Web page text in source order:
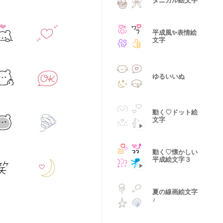
平成風✨表情絵
文字
ゆるいいぬ
動く♡ドット絵
文字
動く♡懐かしい
平成絵文字３
夏の線画絵文字
♪